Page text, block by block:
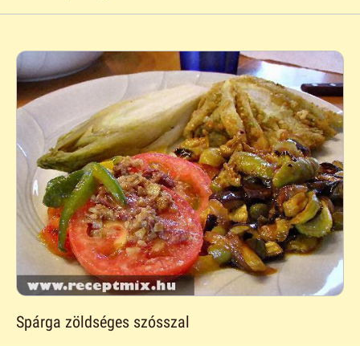
Spárga zöldséges szósszal